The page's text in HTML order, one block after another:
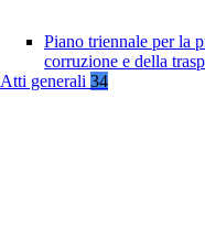
Piano triennale per la
corruzione e della
Atti generali 34